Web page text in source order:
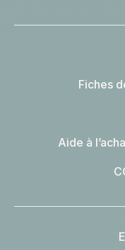
Fiches
Aide à